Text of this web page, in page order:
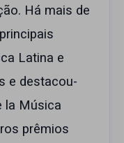
Há mais de
Latina e
e destacou-
la Música
prêmios